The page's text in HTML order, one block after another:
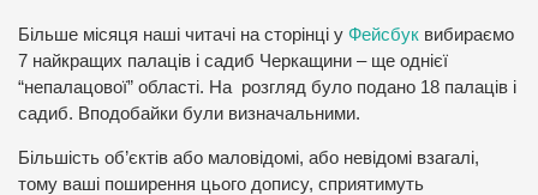
Більше місяця наші читачі на сторінці у Фейсбук вибираємо
7 найкращих палаців і садиб Черкащини – ще однієї
“непалацової” області. На розгляд було подано 18 палаців і
садиб. Вподобайки були визначальними.
Більшість об’єктів або маловідомі, або невідомі взагалі,
тому ваші поширення цього допису, сприятимуть